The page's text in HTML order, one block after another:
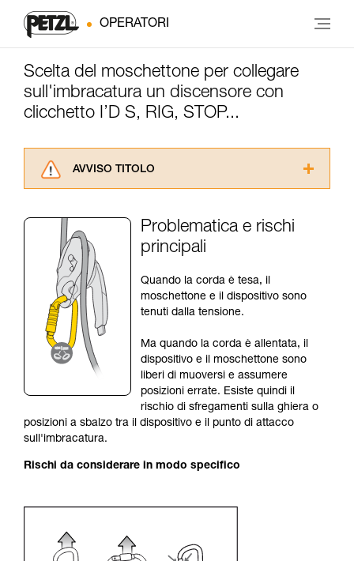
OPERATORI
Scelta del moschettone per collegare
sull'imbracatura un discensore con
clicchetto I’D S, RIG, STOP...
AVVISO TITOLO
consultarlo. Dovete aver compreso le
informazioni dell’istruzione tecnica per poter
capire queste ulteriori informazioni.
La padronanza di queste tecniche richiede una
formazione ed un addestramento specifico.
Verificate con un professionista la vostra
capacità di rifare la manovra, da soli, in piena
sicurezza, prima di riprodurla autonomamente.
Forniamo esempi di tecniche relative alla vostra
attività. Ne possono esistere altre che non
vengono qui descritte.
Problematica e rischi
principali
Quando la corda è tesa, il
moschettone e il dispositivo sono
tenuti dalla tensione.
Ma quando la corda è allentata, il
dispositivo e il moschettone sono
liberi di muoversi e assumere
posizioni errate. Esiste quindi il
rischio di sfregamenti sulla ghiera o
posizioni a sbalzo tra il dispositivo e il punto di attacco
sull'imbracatura.
Rischi da considerare in modo specifico